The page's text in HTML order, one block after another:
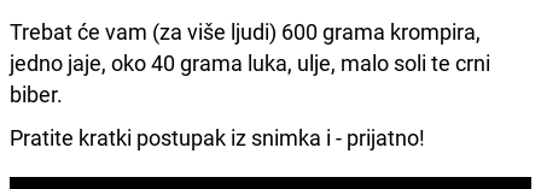
Trebat će vam (za više ljudi) 600 grama krompira,
jedno jaje, oko 40 grama luka, ulje, malo soli te crni
biber.
Pratite kratki postupak iz snimka i - prijatno!